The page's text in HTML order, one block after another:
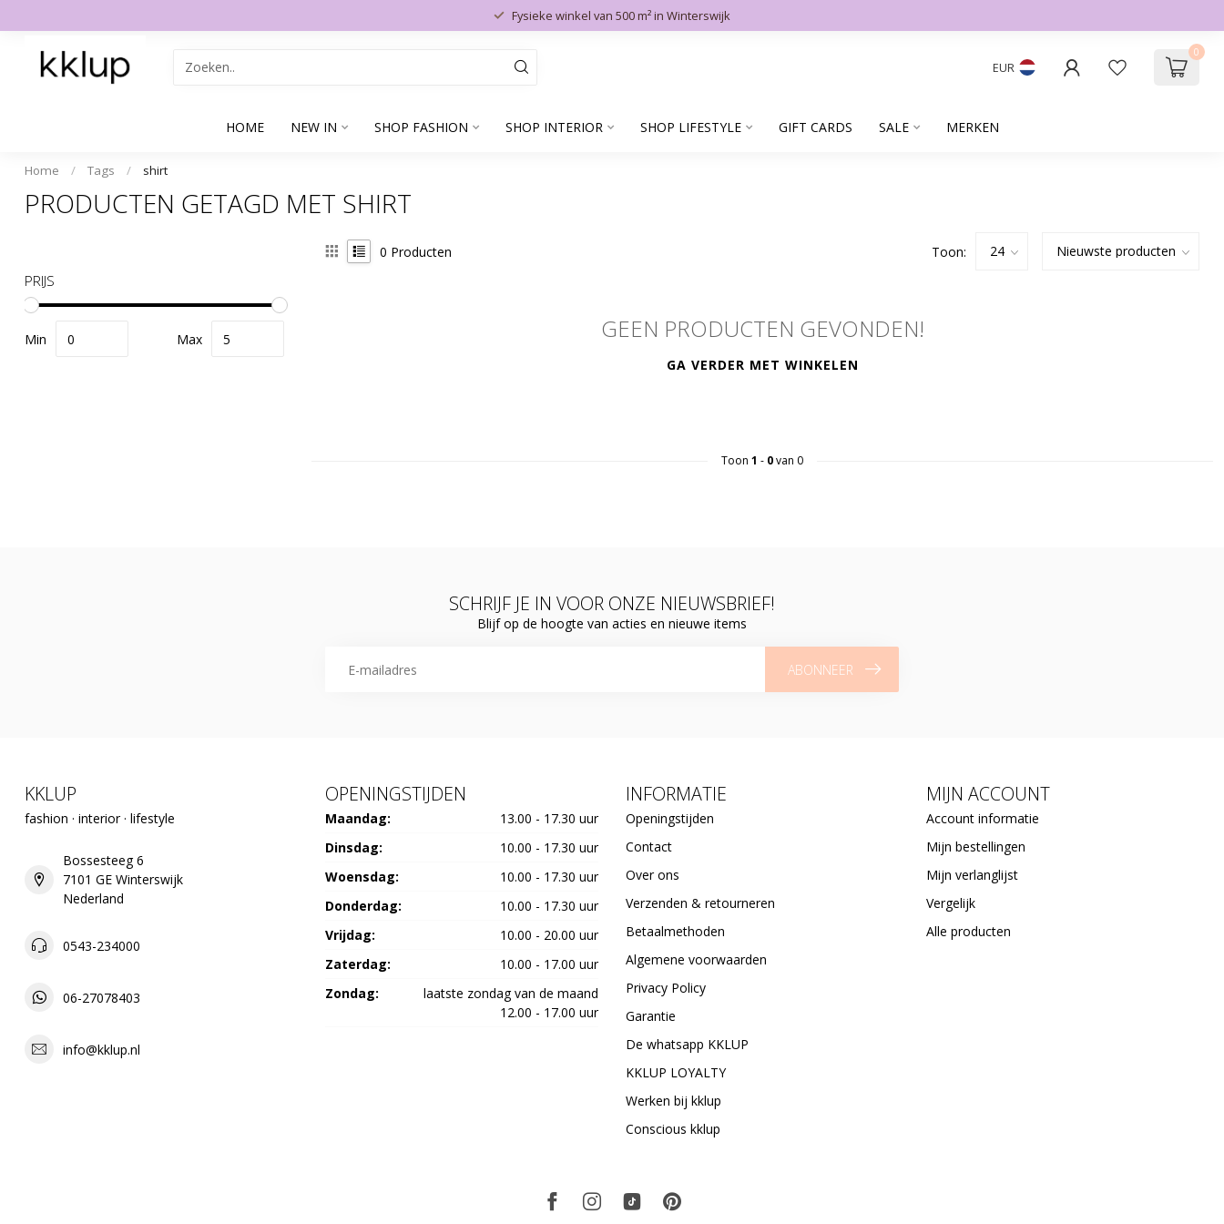
Fysieke winkel van 500 m² in Winterswijk
EUR
0
HOME NEW IN SHOP FASHION SHOP INTERIOR SHOP LIFESTYLE GIFT CARDS SALE MERKEN
Home / Tags / shirt
PRODUCTEN GETAGD MET SHIRT
PRIJS
Min Max
0 Producten Toon:
GEEN PRODUCTEN GEVONDEN!
GA VERDER MET WINKELEN
Toon 1 - 0van 0
SCHRIJF JE IN VOOR ONZE NIEUWSBRIEF!
Blijf op de hoogte van acties en nieuwe items
ABONNEER
KKLUP
fashion · interior · lifestyle
Bossesteeg 6
7101 GE Winterswijk
Nederland
0543-234000
06-27078403
info@kklup.nl
OPENINGSTIJDEN
Maandag:
13.00 - 17.30 uur
Dinsdag:
10.00 - 17.30 uur
Woensdag:
10.00 - 17.30 uur
Donderdag:
10.00 - 17.30 uur
Vrijdag:
10.00 - 20.00 uur
Zaterdag:
10.00 - 17.00 uur
Zondag:
laatste zondag van de maand
12.00 - 17.00 uur
INFORMATIE
Openingstijden
Contact
Over ons
Verzenden & retourneren
Betaalmethoden
Algemene voorwaarden
Privacy Policy
Garantie
De whatsapp KKLUP
KKLUP LOYALTY
Werken bij kklup
Conscious kklup
MIJN ACCOUNT
Account informatie
Mijn bestellingen
Mijn verlanglijst
Vergelijk
Alle producten